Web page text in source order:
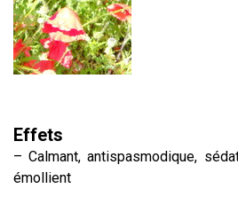
Effets
– Calmant, antispasmodique,
émollient